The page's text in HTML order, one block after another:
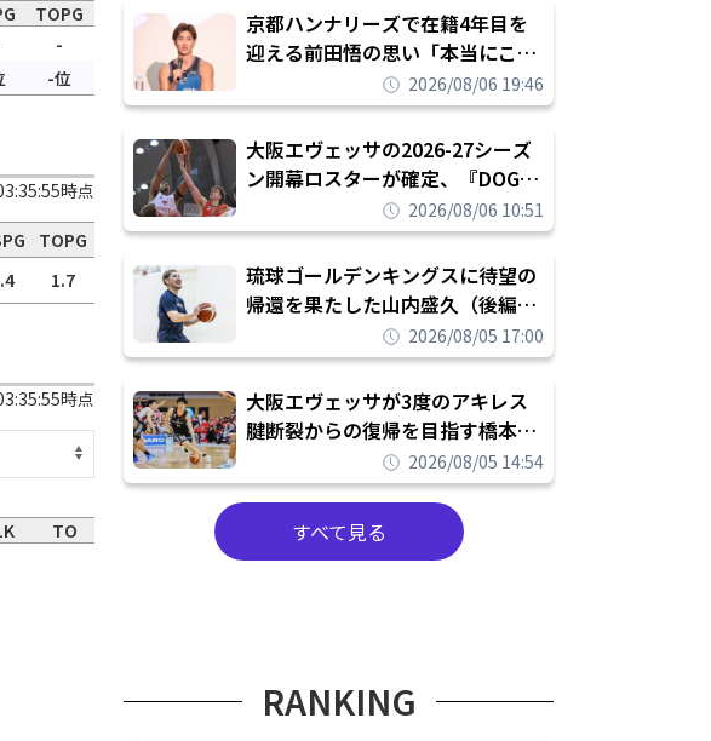
TOPG
-
-位
時点
TOPG
1.7
時点
TO
京都ハンナリーズで在籍4年目を
迎える前田悟の思い「本当にこの
チームで勝ちたい、負けたまま舐
められたまま終わりたくない」
2026/08/06 19:46
大阪エヴェッサの2026-27シーズ
ン開幕ロスターが確定、『DOG
FIGHT』のチームカルチャーを推
し進めて結果を求めるシーズンへ
2026/08/06 10:51
琉球ゴールデンキングスに待望の
帰還を果たした山内盛久（後編）
「1人のウチナーンチュとしてみ
んなが誇りに思えるチームにして
いく」
2026/08/05 17:00
大阪エヴェッサが3度のアキレス
腱断裂からの復帰を目指す橋本拓
哉と契約を締結「もう一度コート
に立ちたい」
2026/08/05 14:54
すべて見る
RANKING